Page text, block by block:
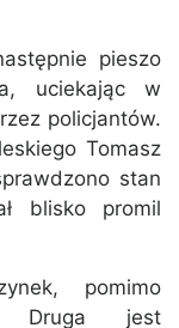
pieszo
uciekając w
policjantów.
Tomasz
stan
blisko promil
pomimo
Druga jest